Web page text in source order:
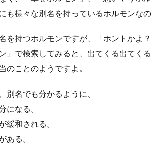
も様々な別名を持っているホルモンなの
を持つホルモンですが、「ホントかよ
」で検索してみると、出てくる出てくる
のことのようですよ。
別名でも分かるように、
になる。
緩和される。
ある。